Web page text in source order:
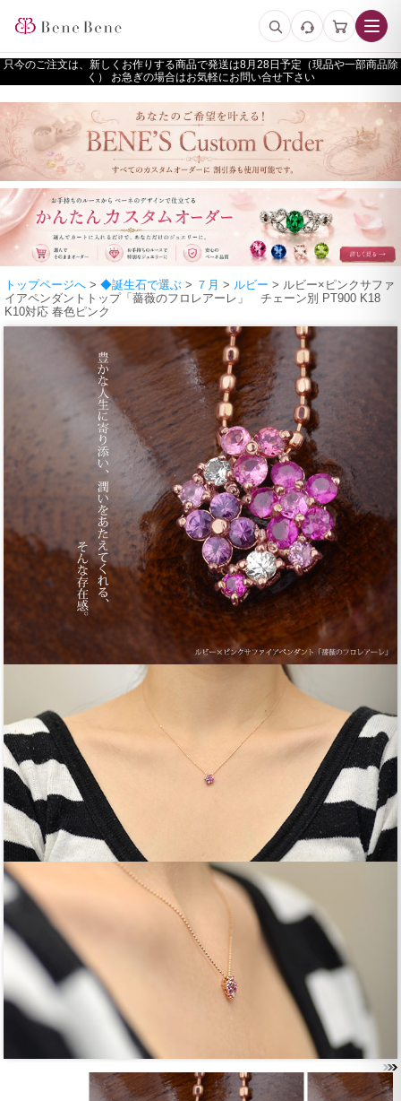
只今のご注文は、新しくお作りする商品で発送は
予定（現品や一部商品除
く） お急ぎの場合はお気軽にお問い合せ下さい
トップページへ > ◆誕生石で選ぶ > ７月 > ルビー > ルビー×ピンクサファ
イアペンダントトップ「薔薇のフロレアーレ」 チェーン別 PT900 K18
K10対応 春色ピンク